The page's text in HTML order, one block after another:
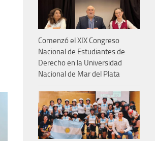
Comenzó el XIX Congreso
Nacional de Estudiantes de
Derecho en la Universidad
Nacional de Mar del Plata